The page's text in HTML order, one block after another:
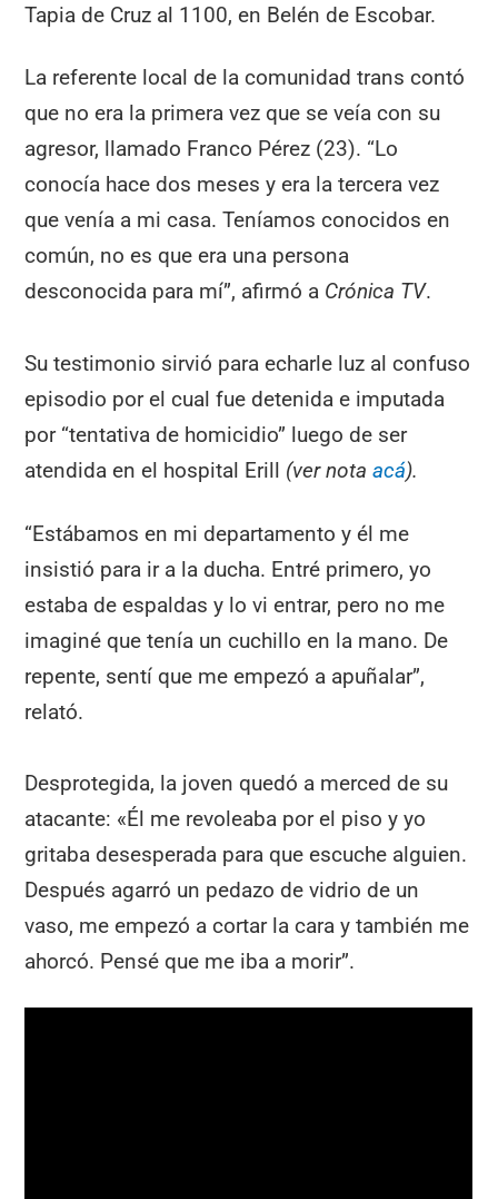
Tapia de Cruz al 1100, en Belén de Escobar.
La referente local de la comunidad trans contó
que no era la primera vez que se veía con su
agresor, llamado Franco Pérez (23). “Lo
conocía hace dos meses y era la tercera vez
que venía a mi casa. Teníamos conocidos en
común, no es que era una persona
desconocida para mí”, afirmó a Crónica TV.
Su testimonio sirvió para echarle luz al confuso
episodio por el cual fue detenida e imputada
por “tentativa de homicidio” luego de ser
atendida en el hospital Erill (ver notaacá).
“Estábamos en mi departamento y él me
insistió para ir a la ducha. Entré primero, yo
estaba de espaldas y lo vi entrar, pero no me
imaginé que tenía un cuchillo en la mano. De
repente, sentí que me empezó a apuñalar”,
relató.
Desprotegida, la joven quedó a merced de su
atacante: «Él me revoleaba por el piso y yo
gritaba desesperada para que escuche alguien.
Después agarró un pedazo de vidrio de un
vaso, me empezó a cortar la cara y también me
ahorcó. Pensé que me iba a morir”.